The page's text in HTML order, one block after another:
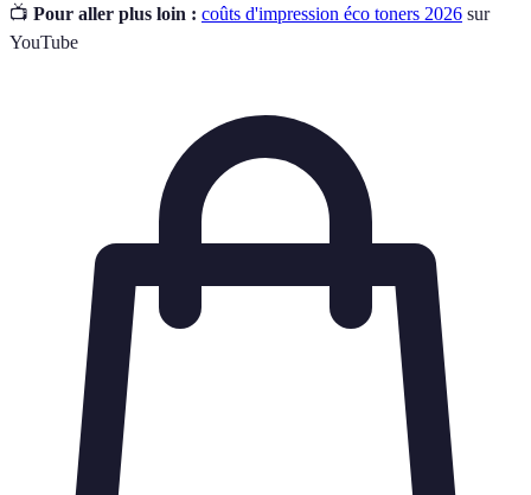
📺 Pour aller plus loin : coûts d'impression éco toners 2026 sur
YouTube